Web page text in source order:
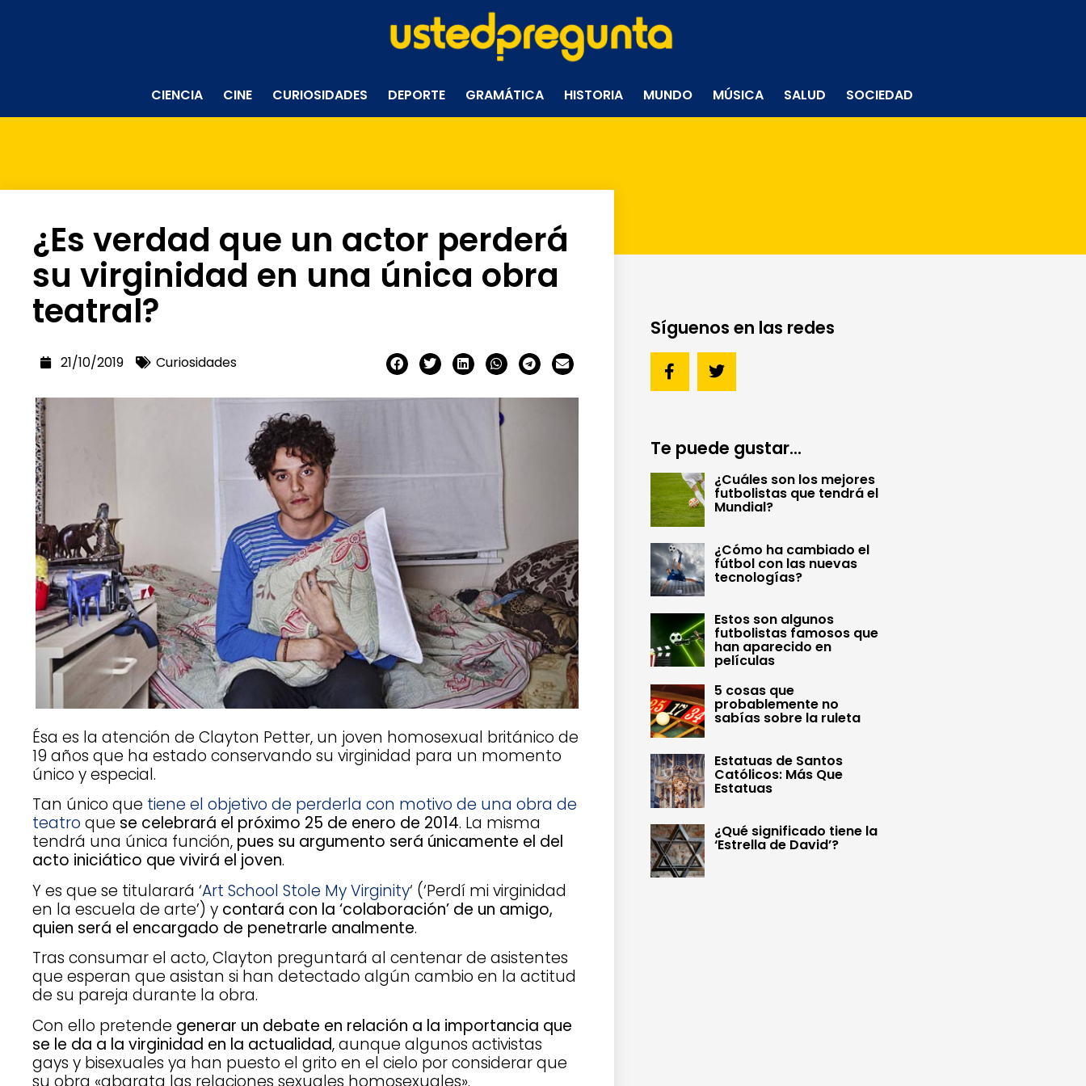
CIENCIA CINE CURIOSIDADES DEPORTE GRAMÁTICA HISTORIA MUNDO MÚSICA SALUD SOCIEDAD
¿Es verdad que un actor perderá
su virginidad en una única obra
teatral?
21/10/2019 Curiosidades
Ésa es la atención de Clayton Petter, un joven homosexual británico de
19 años que ha estado conservando su virginidad para un momento
único y especial.
Tan único que tiene el objetivo de perderla con motivo de una obra de
teatro que se celebrará el próximo 25 de enero de 2014. La misma
tendrá una única función, pues su argumento será únicamente el del
acto iniciático que vivirá el joven.
Y es que se titularará ‘Art School Stole My Virginity‘ (‘Perdí mi virginidad
en la escuela de arte’) y contará con la ‘colaboración’ de un amigo,
quien será el encargado de penetrarle analmente.
Tras consumar el acto, Clayton preguntará al centenar de asistentes
que esperan que asistan si han detectado algún cambio en la actitud
de su pareja durante la obra.
Con ello pretende generar un debate en relación a la importancia que
se le da a la virginidad en la actualidad, aunque algunos activistas
gays y bisexuales ya han puesto el grito en el cielo por considerar que
su obra «abarata las relaciones sexuales homosexuales».
Síguenos en las redes
Te puede gustar...
¿Cuáles son los mejores
futbolistas que tendrá el
Mundial?
¿Cómo ha cambiado el
fútbol con las nuevas
tecnologías?
Estos son algunos
futbolistas famosos que
han aparecido en
películas
5 cosas que
probablemente no
sabías sobre la ruleta
Estatuas de Santos
Católicos: Más Que
Estatuas
¿Qué significado tiene la
‘Estrella de David’?